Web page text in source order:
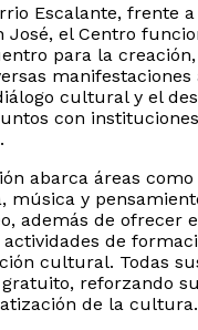
Escalante, frente
José, el Centro
para la
manifestaciones
cultural y el
con
abarca áreas
música y
además de ofrecer
de
cultural. Todas
gratuito, reforzando
de la cultura.